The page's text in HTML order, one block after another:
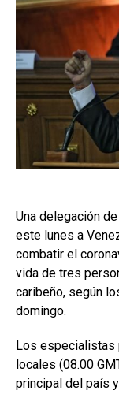
Una delegación
este lunes a
combatir el
vida de tres
caribeño, según
domingo.
Los especialistas
locales (08.00
principal del país